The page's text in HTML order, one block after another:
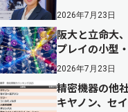
2026年7月23日
阪大と立命大
プレイの小型
2026年7月23日
精密機器の他
キヤノン、セ